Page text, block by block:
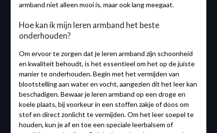
armband niet alleen mooi is, maar ook lang meegaat.
Hoe kan ik mijn leren armband het beste
onderhouden?
Om ervoor te zorgen dat je leren armband zijn schoonheid
en kwaliteit behoudt, is het essentieel om het op de juiste
manier te onderhouden. Begin met het vermijden van
blootstelling aan water en vocht, aangezien dit het leer kan
beschadigen. Bewaar je leren armband op een droge en
koele plaats, bij voorkeur in een stoffen zakje of doos om
stof en direct zonlicht te vermijden. Om het leer soepel te
houden, kun je af en toe een speciale leerbalsem of